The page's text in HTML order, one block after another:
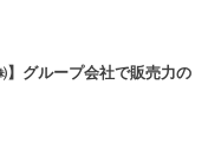
】グループ会社で販売力の